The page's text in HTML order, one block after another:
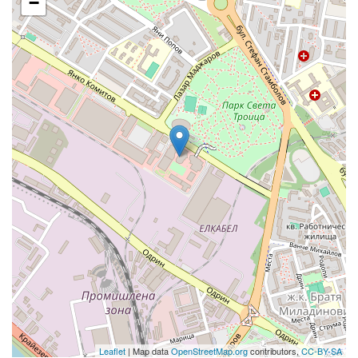
Leaflet | Map dataOpenStreetMap.orgcontributors,CC-BY-SA